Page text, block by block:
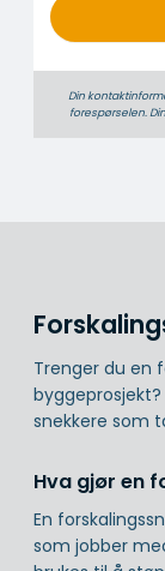
d
Din
forespørselen.
Trenger du en
snekkere som
Hva gjør en
En
som jobber